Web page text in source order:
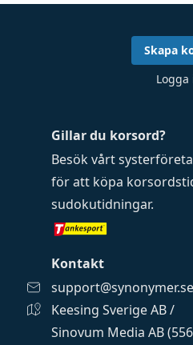
Gillar du korsord?
Besök vårt
för att köpa
sudokutidningar.
Kontakt
support@synonymer.se
Keesing Sverige AB /
Sinovum Media AB
Skapa
Logga